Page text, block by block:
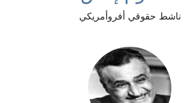
ناشط حقوقي أفروأمريكي